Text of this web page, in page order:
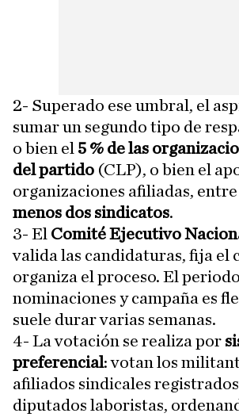
2- Superado ese umbral, el
sumar un segundo tipo de
o bien el 5 % de las
del partido (CLP), o bien el
organizaciones afiliadas,
menos dos sindicatos.
3- El Comité Ejecutivo
valida las candidaturas, fija el
organiza el proceso. El
nominaciones y campaña es
suele durar varias semanas.
4- La votación se realiza por
preferencial: votan los
afiliados sindicales
diputados laboristas,